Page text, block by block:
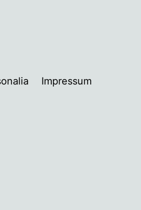
Impressum